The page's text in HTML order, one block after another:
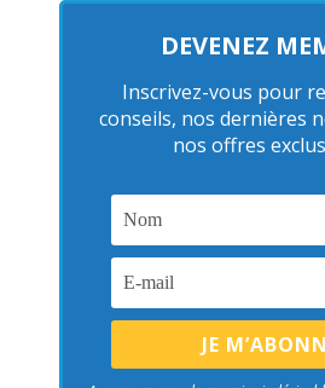
DEVENEZ
Inscrivez-vous pour
conseils, nos dernières
nos offres